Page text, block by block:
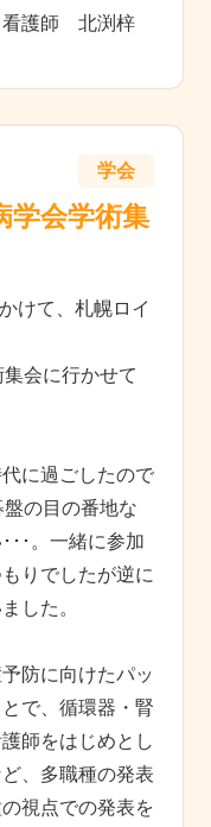
看護師 北渕梓
学会
学会学術集
けて、札幌ロイ
会に行かせて
に過ごしたので
の目の番地な
･･。一緒に参加
りでしたが逆に
した。
防に向けたパッ
で、循環器・腎
師をはじめとし
、多職種の発表
視点での発表を